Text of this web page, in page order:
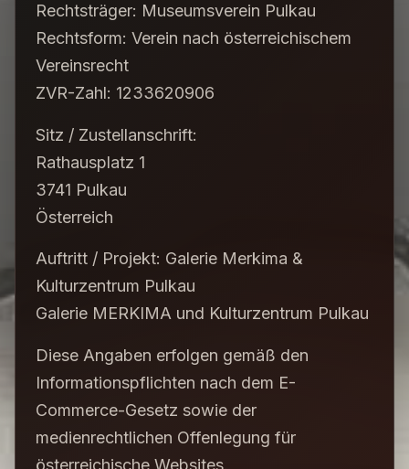
Rechtsträger: Museumsverein Pulkau
Rechtsform: Verein nach österreichischem
Vereinsrecht
ZVR-Zahl: 1233620906
Sitz / Zustellanschrift:
Rathausplatz 1
3741 Pulkau
Österreich
Auftritt / Projekt: Galerie Merkima &
Kulturzentrum Pulkau
Galerie MERKIMA und Kulturzentrum Pulkau
Diese Angaben erfolgen gemäß den
Informationspflichten nach dem E-
Commerce-Gesetz sowie der
medienrechtlichen Offenlegung für
österreichische Websites.